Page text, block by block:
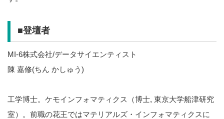
■登壇者
MI-6株式会社/データサイエンティスト
陳 嘉修(ちん かしゅう)
工学博士。ケモインフォマティクス（博士, 東京大学船津研究
室）。前職の花王ではマテリアルズ・インフォマティクスに